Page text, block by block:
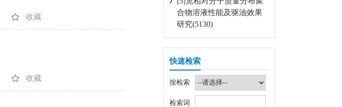
收藏
收藏
合物溶液性能及驱油效果
研究(5130)
快速检索
按检索
检索词